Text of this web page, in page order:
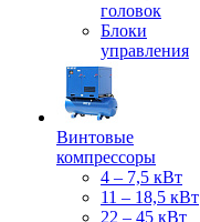
головок
Блоки
управления
Винтовые
компрессоры
4 – 7,5 кВт
11 – 18,5 кВт
22 – 45 кВт